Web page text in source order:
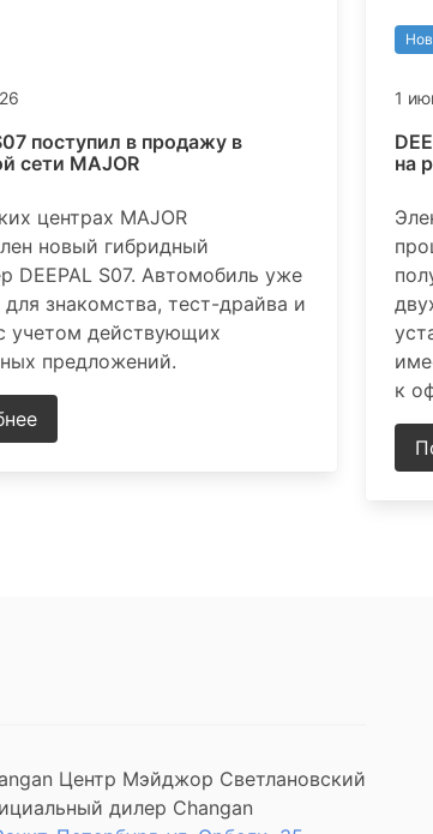
поступил в продажу в
сети MAJOR
центрах MAJOR
новый гибридный
DEEPAL S07. Автомобиль уже
для знакомства, тест-драйва и
учетом действующих
предложений.
1
на
к
Центр Мэйджор Светлановский
дилер Changan